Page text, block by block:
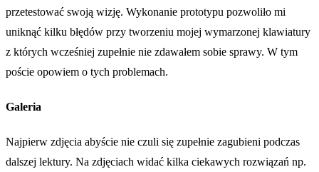
przetestować swoją wizję. Wykonanie prototypu pozwoliło mi
uniknąć kilku błędów przy tworzeniu mojej wymarzonej klawiatury
z których wcześniej zupełnie nie zdawałem sobie sprawy. W tym
poście opowiem o tych problemach.
Galeria
Najpierw zdjęcia abyście nie czuli się zupełnie zagubieni podczas
dalszej lektury. Na zdjęciach widać kilka ciekawych rozwiązań np.